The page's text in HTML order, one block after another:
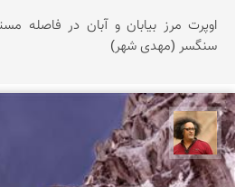
سنگسر (مهدی شهر)
مصطفی ربیعی بهشتی